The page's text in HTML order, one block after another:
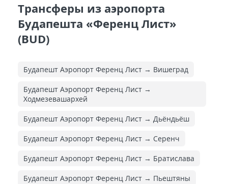
Трансферы из аэропорта
Будапешта «Ференц Лист»
(BUD)
Будапешт Аэропорт Ференц Лист → Вишеград
Будапешт Аэропорт Ференц Лист →
Ходмезевашархей
Будапешт Аэропорт Ференц Лист → Дьёндьёш
Будапешт Аэропорт Ференц Лист → Серенч
Будапешт Аэропорт Ференц Лист → Братислава
Будапешт Аэропорт Ференц Лист → Пьештяны